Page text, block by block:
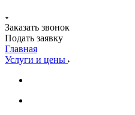
Заказать звонок
Подать заявку
Главная
Услуги и цены